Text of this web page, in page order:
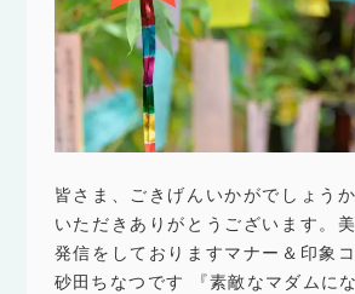
皆さま、ごきげんいかがでしょう
いただきありがとうございます。
発信をしておりますマナー＆印象
砂田ちなつです 『素敵なマダムに